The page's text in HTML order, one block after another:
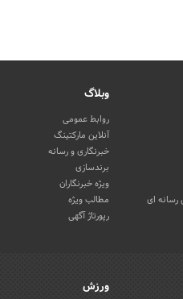
رسانه ای
وبلاگ
روابط عمومی
آنلاین مارکتینگ
خبرنگاری و رسانه
برندسازی
ویژه خبرنگاران
مطالب ویژه
رپورتاژ آگهی
ورزش